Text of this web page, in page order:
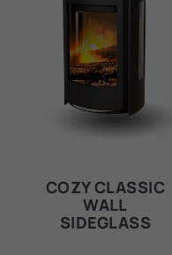
COZY CLASSIC
WALL
SIDEGLASS